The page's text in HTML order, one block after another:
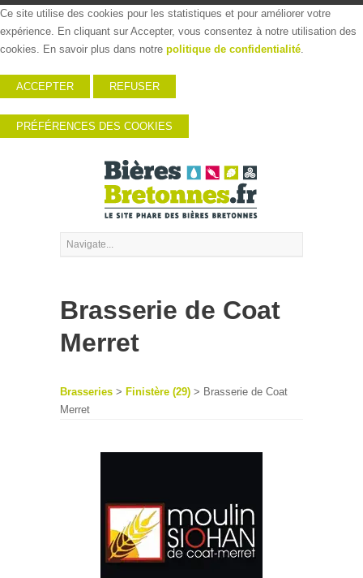
Ce site utilise des cookies pour les statistiques et pour améliorer votre
expérience. En cliquant sur Accepter, vous consentez à notre utilisation des
cookies. En savoir plus dans notre politique de confidentialité.
ACCEPTER REFUSER
PRÉFÉRENCES DES COOKIES
Brasserie de Coat
Merret
Brasseries > Finistère (29) > Brasserie de Coat
Merret